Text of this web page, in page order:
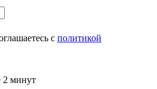
с политикой
2 минут